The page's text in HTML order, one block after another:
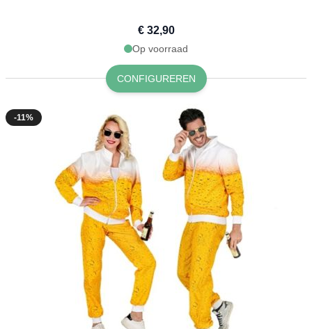
€ 32,90
Op voorraad
CONFIGUREREN
-11%